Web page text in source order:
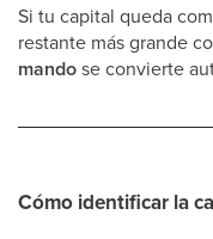
Si tu capital queda
restante más grande
mandose convierte
Cómo identificar la